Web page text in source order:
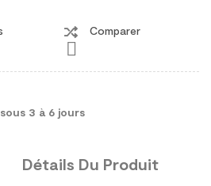

Comparer
3 à 6 jours
Détails Du Produit